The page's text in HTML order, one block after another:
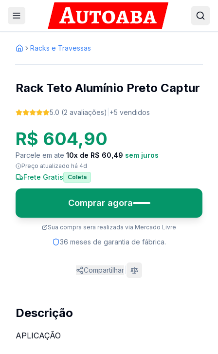
Racks e Travessas
Rack Teto Alumínio Preto Captur
5.0 (2 avaliações) +5 vendidos
R$ 604,90
Parcele em ate 10x de R$ 60,49 sem juros
Preço atualizado há 4d
Frete Gratis Coleta
Comprar agora
Sua compra sera realizada via Mercado Livre
36 meses de garantia de fábrica.
Compartilhar Comparar
Descrição
APLICAÇÃO